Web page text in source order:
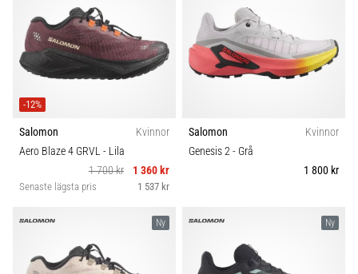
Vad…
alla
artiklar
-12%
Salomon
Kvinnor
Aero Blaze 4 GRVL - Lila
1 700 kr
1 360 kr
Senaste lägsta pris 1 537 kr
Salomon
Kvinnor
Genesis 2- Grå
1 800 kr
Ny Ny